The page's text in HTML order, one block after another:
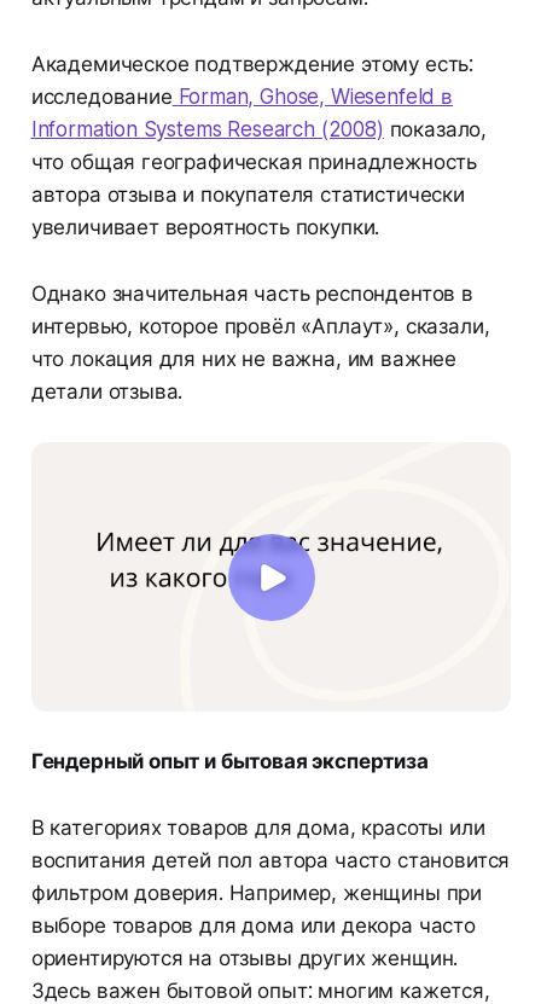
Академическое подтверждение этому есть:
исследование Forman, Ghose, Wiesenfeld в
Information Systems Research (2008) показало,
что общая географическая принадлежность
автора отзыва и покупателя статистически
увеличивает вероятность покупки.
Однако значительная часть респондентов в
интервью, которое провёл «Аплаут», сказали,
что локация для них не важна, им важнее
детали отзыва.
Гендерный опыт и бытовая экспертиза
В категориях товаров для дома, красоты или
воспитания детей пол автора часто становится
фильтром доверия. Например, женщины при
выборе товаров для дома или декора часто
ориентируются на отзывы других женщин.
Здесь важен бытовой опыт: многим кажется,